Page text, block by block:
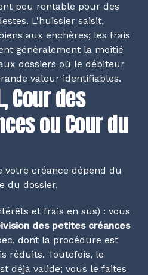
peu rentable pour des
L'huissier saisit,
aux enchères; les frais
généralement la moitié
dossiers où le débiteur
valeur identifiables.
Cour des
ou Cour du
créance dépend du
du dossier.
et frais en sus) : vous
des petites créances
dont la procédure est
réduits. Toutefois, le
déjà valide; vous le faites